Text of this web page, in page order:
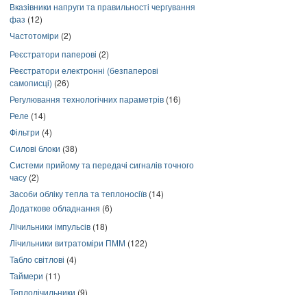
Вказівники напруги та правильності чергування
фаз (12)
Частотоміри (2)
Реєстратори паперові (2)
Реєстратори електронні (безпаперові
самописці) (26)
Регулювання технологічних параметрів (16)
Реле (14)
Фільтри (4)
Силові блоки (38)
Системи прийому та передачі сигналів точного
часу (2)
Засоби обліку тепла та теплоносіїв (14)
Додаткове обладнання (6)
Лічильники імпульсів (18)
Лічильники витратоміри ПММ (122)
Табло світлові (4)
Таймери (11)
Теплолічильники (9)